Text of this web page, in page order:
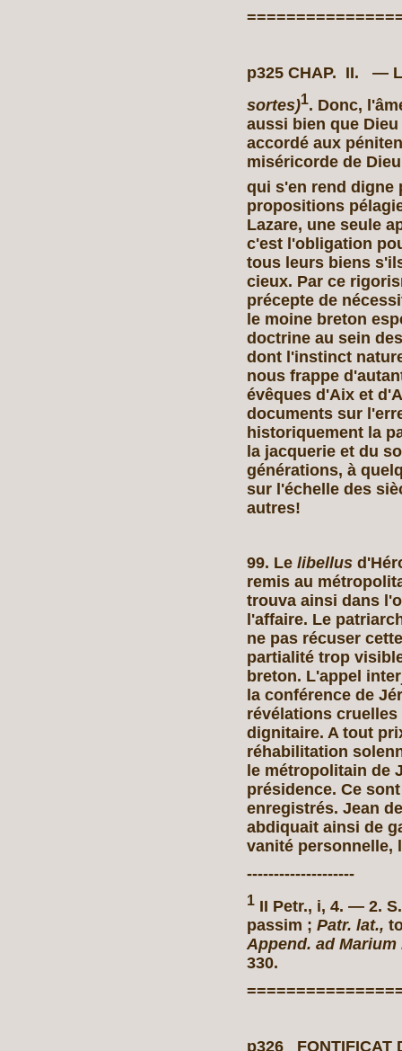
p325 CHAP. II. —
sortes)1. Donc,
aussi bien que
accordé aux
miséricorde de
qui s'en rend
propositions
Lazare, une seule
c'est l'obligation
tous leurs biens
cieux. Par ce
précepte de
le moine breton
doctrine au sein
dont l'instinct
nous frappe
évêques d'Aix et
documents sur
historiquement la
la jacquerie et du
générations, à
sur l'échelle des
autres!
99. Le libellus
remis au
trouva ainsi dans
l'affaire. Le
ne pas récuser
partialité trop
breton. L'appel
la conférence de
révélations
dignitaire. A tout
réhabilitation
le métropolitain de
présidence. Ce
enregistrés. Jean
abdiquait ainsi de
vanité personnelle,
--------------------
1 II Petr., i, 4. — 2.
passim ; Patr. lat.,
Append. ad
330.
p326 FONTIFICAT